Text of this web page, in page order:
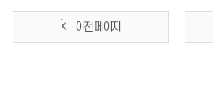
이전 페이지